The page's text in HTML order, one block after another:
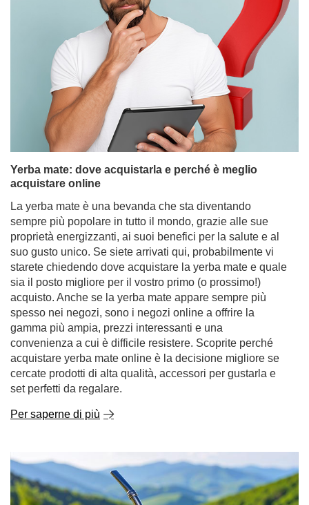
Yerba mate: dove acquistarla e perché è meglio
acquistare online
La yerba mate è una bevanda che sta diventando
sempre più popolare in tutto il mondo, grazie alle sue
proprietà energizzanti, ai suoi benefici per la salute e al
suo gusto unico. Se siete arrivati qui, probabilmente vi
sia il posto migliore per il vostro primo (o prossimo!)
acquisto. Anche se la yerba mate appare sempre più
spesso nei negozi, sono i negozi online a offrire la
gamma più ampia, prezzi interessanti e una
convenienza a cui è difficile resistere. Scoprite perché
acquistare yerba mate online è la decisione migliore se
cercate prodotti di alta qualità, accessori per gustarla e
set perfetti da regalare.
Per saperne di più